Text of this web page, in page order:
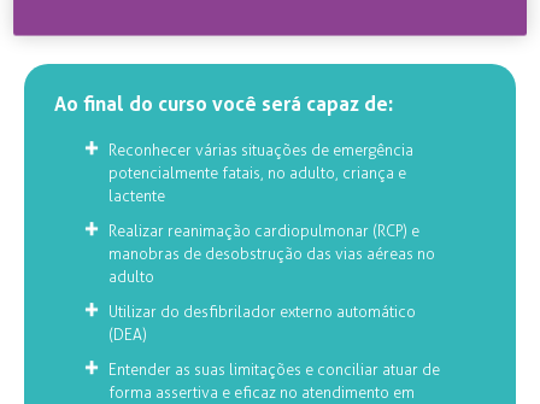
Enfermeiros e Médicos formados com habilitação
Ao final do curso você será capaz de:
Reconhecer várias situações de emergência
potencialmente fatais, no adulto, criança e
lactente
Realizar reanimação cardiopulmonar (RCP) e
manobras de desobstrução das vias aéreas no
adulto
Utilizar do desfibrilador externo automático
(DEA)
Entender as suas limitações e conciliar atuar de
forma assertiva e eficaz no atendimento em